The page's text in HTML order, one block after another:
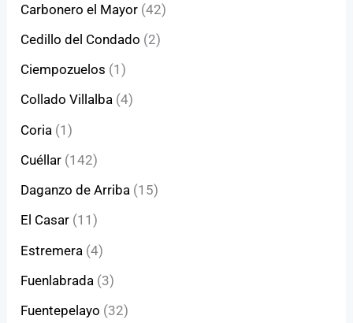
Carbonero el Mayor (42)
Cedillo del Condado (2)
Ciempozuelos (1)
Collado Villalba (4)
Coria (1)
Cuéllar (142)
Daganzo de Arriba (15)
El Casar (11)
Estremera (4)
Fuenlabrada (3)
Fuentepelayo (32)